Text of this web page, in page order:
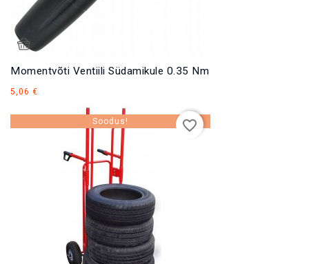
Momentvõti Ventiili Südamikule 0.35 Nm
5,06 €
Soodus! favorite_border